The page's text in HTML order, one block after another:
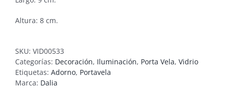
Altura: 8 cm.
SKU: VID00533
Categorías: Decoración, Iluminación, Porta Vela, Vidrio
Etiquetas: Adorno, Portavela
Marca: Dalia